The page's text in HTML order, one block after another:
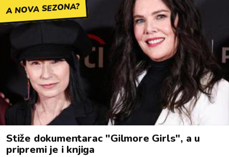
A NOVA SEZONA?
Stiže dokumentarac "Gilmore Girls", a u
pripremi je i knjiga